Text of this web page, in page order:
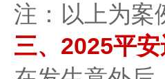
注：以上为案
三、2025平